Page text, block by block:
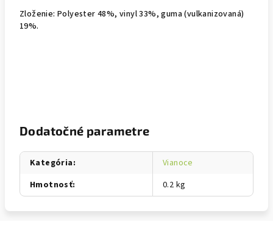
Zloženie: Polyester 48%, vinyl 33%, guma (vulkanizovaná)
19%.
Dodatočné parametre
Kategória:
Vianoce
Hmotnosť: 0.2 kg